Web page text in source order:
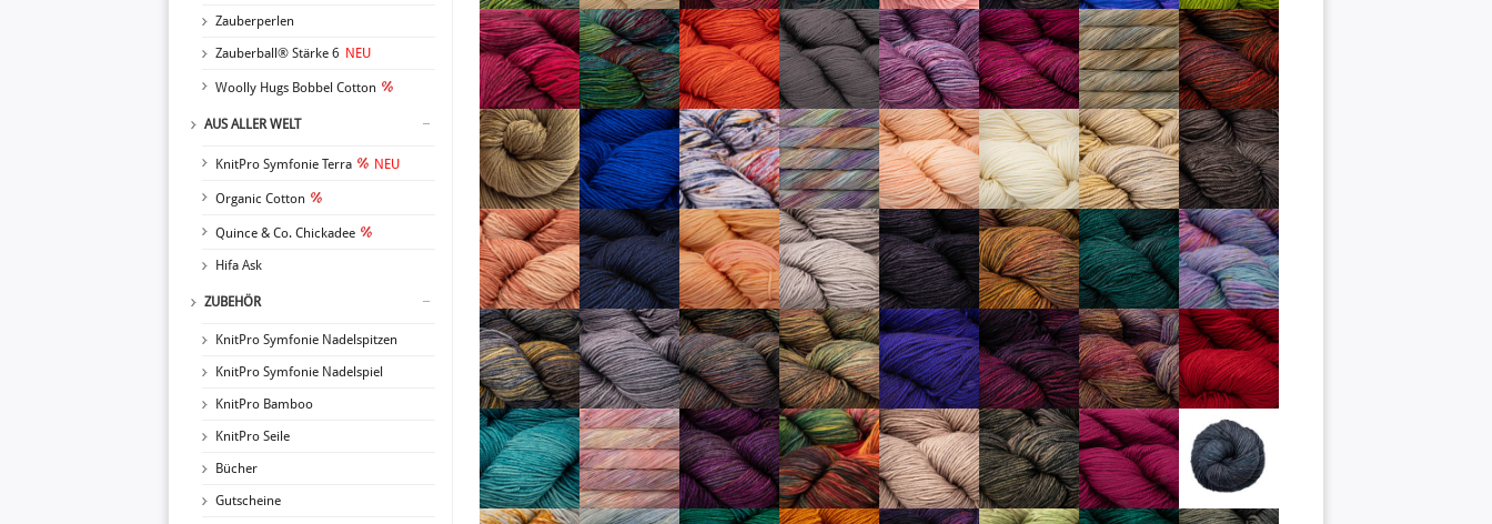
Zauberperlen
Zauberball® Stärke 6 NEU
Woolly Hugs Bobbel Cotton
AUS ALLER WELT
KnitPro Symfonie Terra NEU
Organic Cotton
Quince & Co. Chickadee
Hifa Ask
ZUBEHÖR
KnitPro Symfonie Nadelspitzen
KnitPro Symfonie Nadelspiel
KnitPro Bamboo
KnitPro Seile
Bücher
Gutscheine